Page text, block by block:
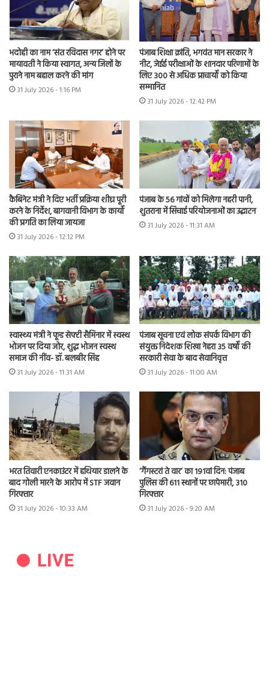
भदोही का नाम ‘संत रविदास नगर’ होने पर
मायावती ने किया स्वागत, अन्य जिलों के
पुराने नाम बहाल करने की मांग
31 July 2026 - 1:16 PM
पंजाब शिक्षा क्रांति, भगवंत मान सरकार ने
नीट, जेईई परीक्षाओं के शानदार परिणामों के
लिए 300 से अधिक प्राचार्यों को किया
सम्मानित
31 July 2026 - 12:42 PM
कैबिनेट मंत्री ने दिए भर्ती प्रक्रिया शीघ्र पूरी
करने के निर्देश, बागवानी विभाग के कार्यों
की प्रगति का लिया जायजा
31 July 2026 - 12:12 PM
पंजाब के 56 गांवों को मिलेगा नहरी पानी,
शुतराना में सिंचाई परियोजनाओं का उद्घाटन
31 July 2026 - 11:31 AM
स्वास्थ्य मंत्री ने फूड सेफ्टी सैमिनार में स्वस्थ
भोजन पर दिया जोर, शुद्ध भोजन स्वस्थ
समाज की नींव- डॉ. बलबीर सिंह
31 July 2026 - 11:31 AM
पंजाब सूचना एवं लोक संपर्क विभाग की
संयुक्त निदेशक शिखा नेहरा 35 वर्षों की
सरकारी सेवा के बाद सेवानिवृत्त
31 July 2026 - 11:00 AM
भरत तिवारी एनकाउंटर में हथियार डालने के
बाद गोली मारने के आरोप में STF जवान
गिरफ्तार
31 July 2026 - 10:33 AM
‘गैंगस्टरां ते वार’ का 191वां दिन: पंजाब
पुलिस की 611 स्थानों पर छापेमारी, 310
गिरफ्तार
31 July 2026 - 9:20 AM